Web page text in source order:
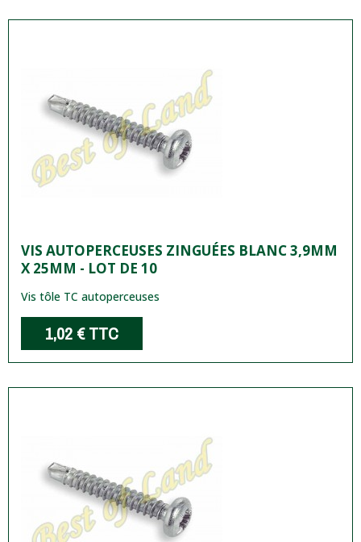
VIS AUTOPERCEUSES ZINGUÉES BLANC 3,9MM
X 25MM - LOT DE 10
Vis tôle TC autoperceuses
1,02 €TTC